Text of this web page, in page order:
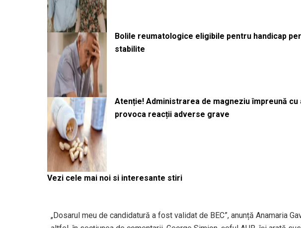
Bolile reumatologice eligibile pentru handicap
stabilite
Atenție! Administrarea de magneziu împreună
provoca reacții adverse grave
Vezi cele mai noi si interesante stiri
„Dosarul meu de candidatură a fost validat de BEC”, anunță Anamaria